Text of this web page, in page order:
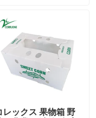
レックス 果物箱 野